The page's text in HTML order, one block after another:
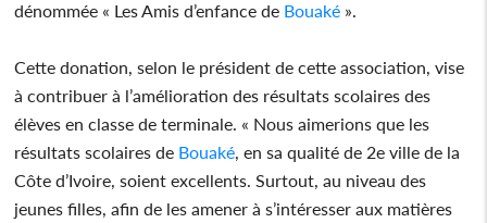
dénommée « Les Amis d’enfance de Bouaké ».
Cette donation, selon le président de cette association, vise
à contribuer à l’amélioration des résultats scolaires des
élèves en classe de terminale. « Nous aimerions que les
résultats scolaires de Bouaké , en sa qualité de 2e ville de la
Côte d’Ivoire, soient excellents. Surtout, au niveau des
jeunes filles, afin de les amener à s’intéresser aux matières